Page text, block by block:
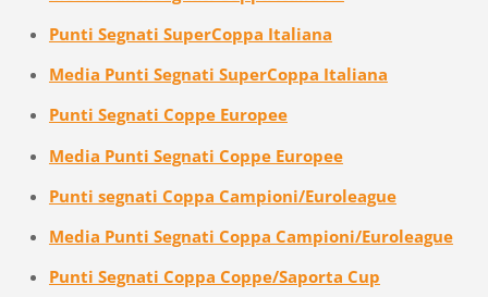
Punti Segnati SuperCoppa Italiana
Media Punti Segnati SuperCoppa Italiana
Punti Segnati Coppe Europee
Media Punti Segnati Coppe Europee
Punti segnati Coppa Campioni/Euroleague
Media Punti Segnati Coppa Campioni/Euroleague
Punti Segnati Coppa Coppe/Saporta Cup